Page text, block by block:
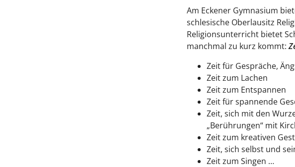
Am Eckener Gymnasium
schlesische Oberlausitz
Religionsunterricht bietet
manchmal zu kurz kommt:
Zeit für Gespräche,
Zeit zum Lachen
Zeit zum Entspannen
Zeit für spannende
Zeit, sich mit den
„Berührungen“ mit
Zeit zum kreativen
Zeit, sich selbst und
Zeit zum Singen …